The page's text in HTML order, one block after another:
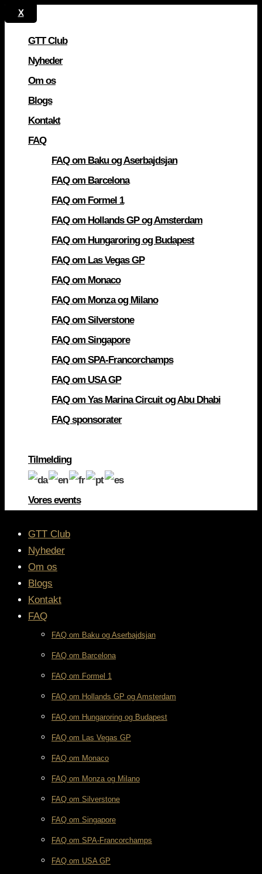
GTT Club
Nyheder
Om os
Blogs
Kontakt
FAQ
FAQ om Baku og Aserbajdsjan
FAQ om Barcelona
FAQ om Formel 1
FAQ om Hollands GP og Amsterdam
FAQ om Hungaroring og Budapest
FAQ om Las Vegas GP
FAQ om Monaco
FAQ om Monza og Milano
FAQ om Silverstone
FAQ om Singapore
FAQ om SPA-Francorchamps
FAQ om USA GP
FAQ om Yas Marina Circuit og Abu Dhabi
FAQ sponsorater
Tilmelding
Vores events
GTT Club
Nyheder
Om os
Blogs
Kontakt
FAQ
FAQ om Baku og Aserbajdsjan
FAQ om Barcelona
FAQ om Formel 1
FAQ om Hollands GP og Amsterdam
FAQ om Hungaroring og Budapest
FAQ om Las Vegas GP
FAQ om Monaco
FAQ om Monza og Milano
FAQ om Silverstone
FAQ om Singapore
FAQ om SPA-Francorchamps
FAQ om USA GP